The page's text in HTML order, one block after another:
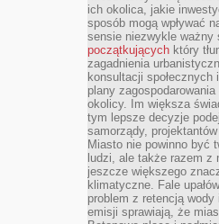
ich okolica, jakie
sposób mogą wpływać
sensie niezwykle ważny
początkujących który
zagadnienia
konsultacji
plany
okolicy. Im większa
tym lepsze decyzje
samorządy,
Miasto nie powinno być
ludzi, ale także razem z
jeszcze większego
klimatyczne. Fale
problem z retencją
emisji sprawiają, że